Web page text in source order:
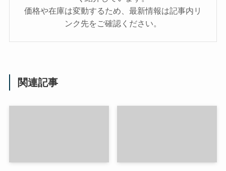
価格や在庫は変動するため、最新情報は記事内リ
ンク先をご確認ください。
関連記事